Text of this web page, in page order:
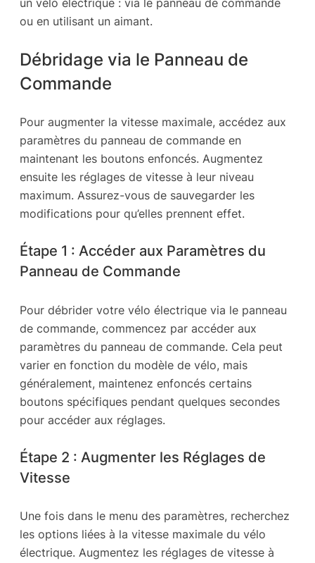
un vélo électrique : via le panneau de commande
ou en utilisant un aimant.
Débridage via le Panneau de
Commande
Pour augmenter la vitesse maximale, accédez aux
paramètres du panneau de commande en
maintenant les boutons enfoncés. Augmentez
ensuite les réglages de vitesse à leur niveau
maximum. Assurez-vous de sauvegarder les
modifications pour qu’elles prennent effet.
Étape 1 : Accéder aux Paramètres du
Panneau de Commande
Pour débrider votre vélo électrique via le panneau
de commande, commencez par accéder aux
paramètres du panneau de commande. Cela peut
varier en fonction du modèle de vélo, mais
généralement, maintenez enfoncés certains
boutons spécifiques pendant quelques secondes
pour accéder aux réglages.
Étape 2 : Augmenter les Réglages de
Vitesse
Une fois dans le menu des paramètres, recherchez
les options liées à la vitesse maximale du vélo
électrique. Augmentez les réglages de vitesse à